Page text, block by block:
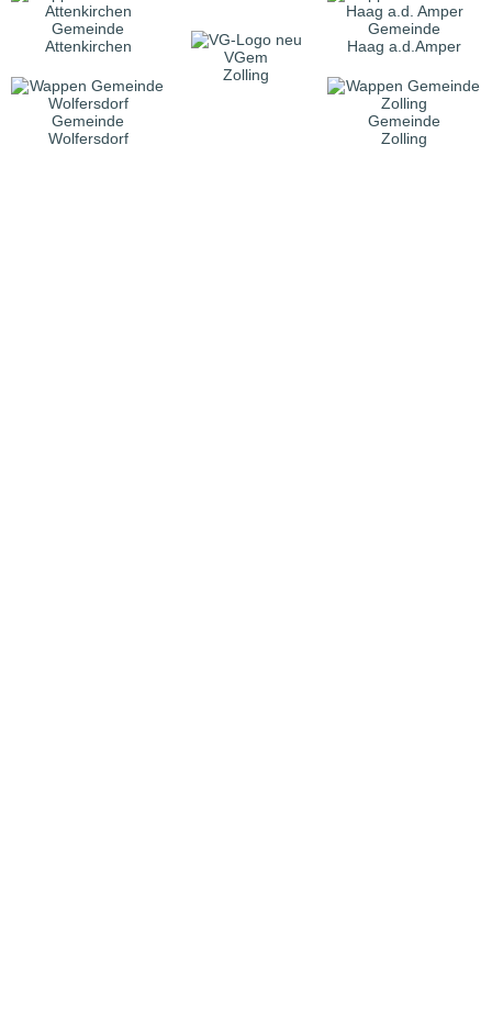
Gemeinde
Attenkirchen
VGem
Zolling
Gemeinde
Haag a.d.Amper
Gemeinde
Wolfersdorf
Gemeinde
Zolling